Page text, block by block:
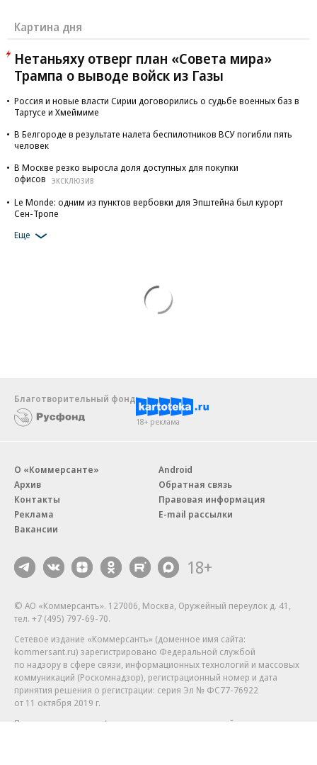
Картина дня
Нетаньяху отверг план «Совета мира»
Трампа о выводе войск из Газы
Россия и новые власти Сирии договорились о судьбе военных баз в
Тартусе и Хмеймиме
В Белгороде в результате налета беспилотников ВСУ погибли пять
человек
В Москве резко выросла доля доступных для покупки
офисов
ЭКСКЛЮЗИВ
Le Monde: одним из пунктов вербовки для Эпштейна был курорт
Сен-Тропе
Еще
Благотворительный фонд
18+ реклама
О «Коммерсанте»
Архив
Контакты
Реклама
Вакансии
Android
Обратная связь
Правовая информация
E-mail рассылки
18+
© АО «Коммерсантъ». 127006, Москва, Оружейный переулок д. 41,
тел. +7 (495) 797-69-70.
Сетевое издание «Коммерсантъ» (доменное имя сайта:
kommersant.ru) зарегистрировано Федеральной службой
по надзору в сфере связи, информационных технологий и массовых
коммуникаций (Роскомнадзор), регистрационный номер и дата
принятия решения о регистрации: серия Эл № ФС77-76922
от 11 октября 2019 г.
Партнерские проекты/материалы, новости компаний, материалы